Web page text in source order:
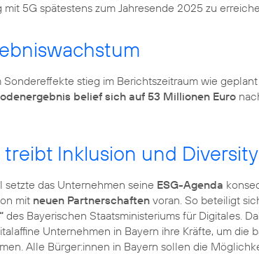
5G spätestens zum Jahresende 2025 zu
Sondereffekte stieg im Berichtszeitraum wie
belief sich auf 53 Millionen Euro
treibt Inklusion und Diversity
setzte das Unternehmen seine ESG-Agenda
mit neuen Partnerschaften voran. So beteiligt
des Bayerischen Staatsministeriums für Digitales.
Unternehmen in Bayern ihre Kräfte, um die
Alle Bürger:innen in Bayern sollen die